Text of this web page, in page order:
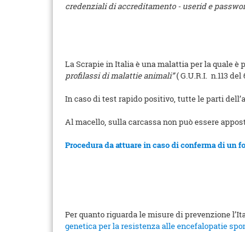
credenziali di accreditamento - userid e
La Scrapie in Italia è una malattia per la quale è
profilassi di malattie animali”( G.U.R.I. n.113
In caso di test rapido positivo, tutte le parti
Al macello, sulla carcassa non può essere
Procedura da attuare in caso di conferma di un
Per quanto riguarda le misure di prevenzione
genetica per la resistenza alle encefalopatie